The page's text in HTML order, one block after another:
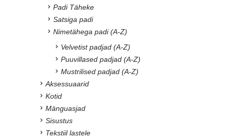
Padi Täheke
Satsiga padi
Nimetähega padi (A-Z)
Velvetist padjad (A-Z)
Puuvillased padjad (A-Z)
Mustrilised padjad (A-Z)
Aksessuaarid
Kotid
Mänguasjad
Sisustus
Tekstiil lastele